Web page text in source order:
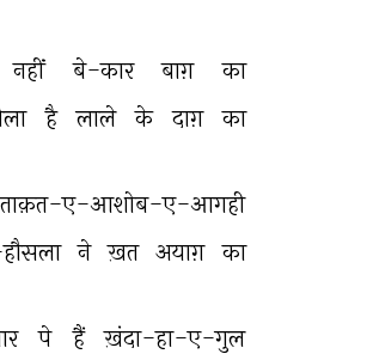
नहीं बे-कार बाग़
का
है लाले के दाग़ का
ताक़त-ए-आशोब-ए-आगही
ने ख़त अयाग़ का
पे हैं
ख़ंदा-हा-ए-गुल